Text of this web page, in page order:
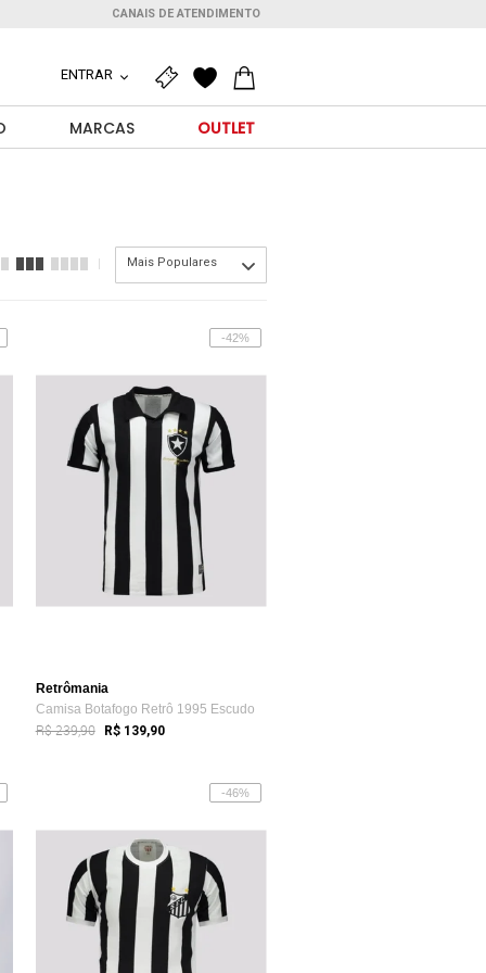
CANAIS DE ATENDIMENTO
ENTRAR
MARCAS OUTLET
Mais Populares
-42%
Retrômania
Camisa Botafogo Retrô 1995 Escudo
R$ 239,90 R$ 139,90
-46%